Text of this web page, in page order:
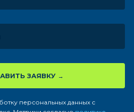
ЗАЯВКУ
персональных данных с